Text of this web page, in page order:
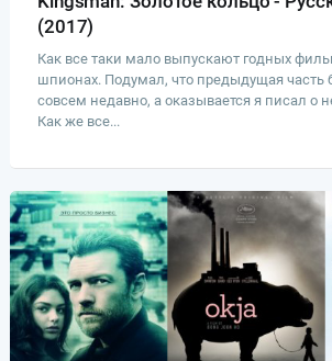
(2017)
Как все таки мало выпускают годных
шпионах. Подумал, что предыдущая часть
совсем недавно, а оказывается я писал о
Как же все...